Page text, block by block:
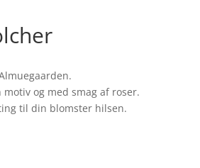
og med smag af roser.
til din blomster hilsen.